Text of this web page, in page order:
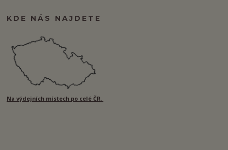
KDE NÁS NAJDETE
Na výdejních místech po celé ČR.